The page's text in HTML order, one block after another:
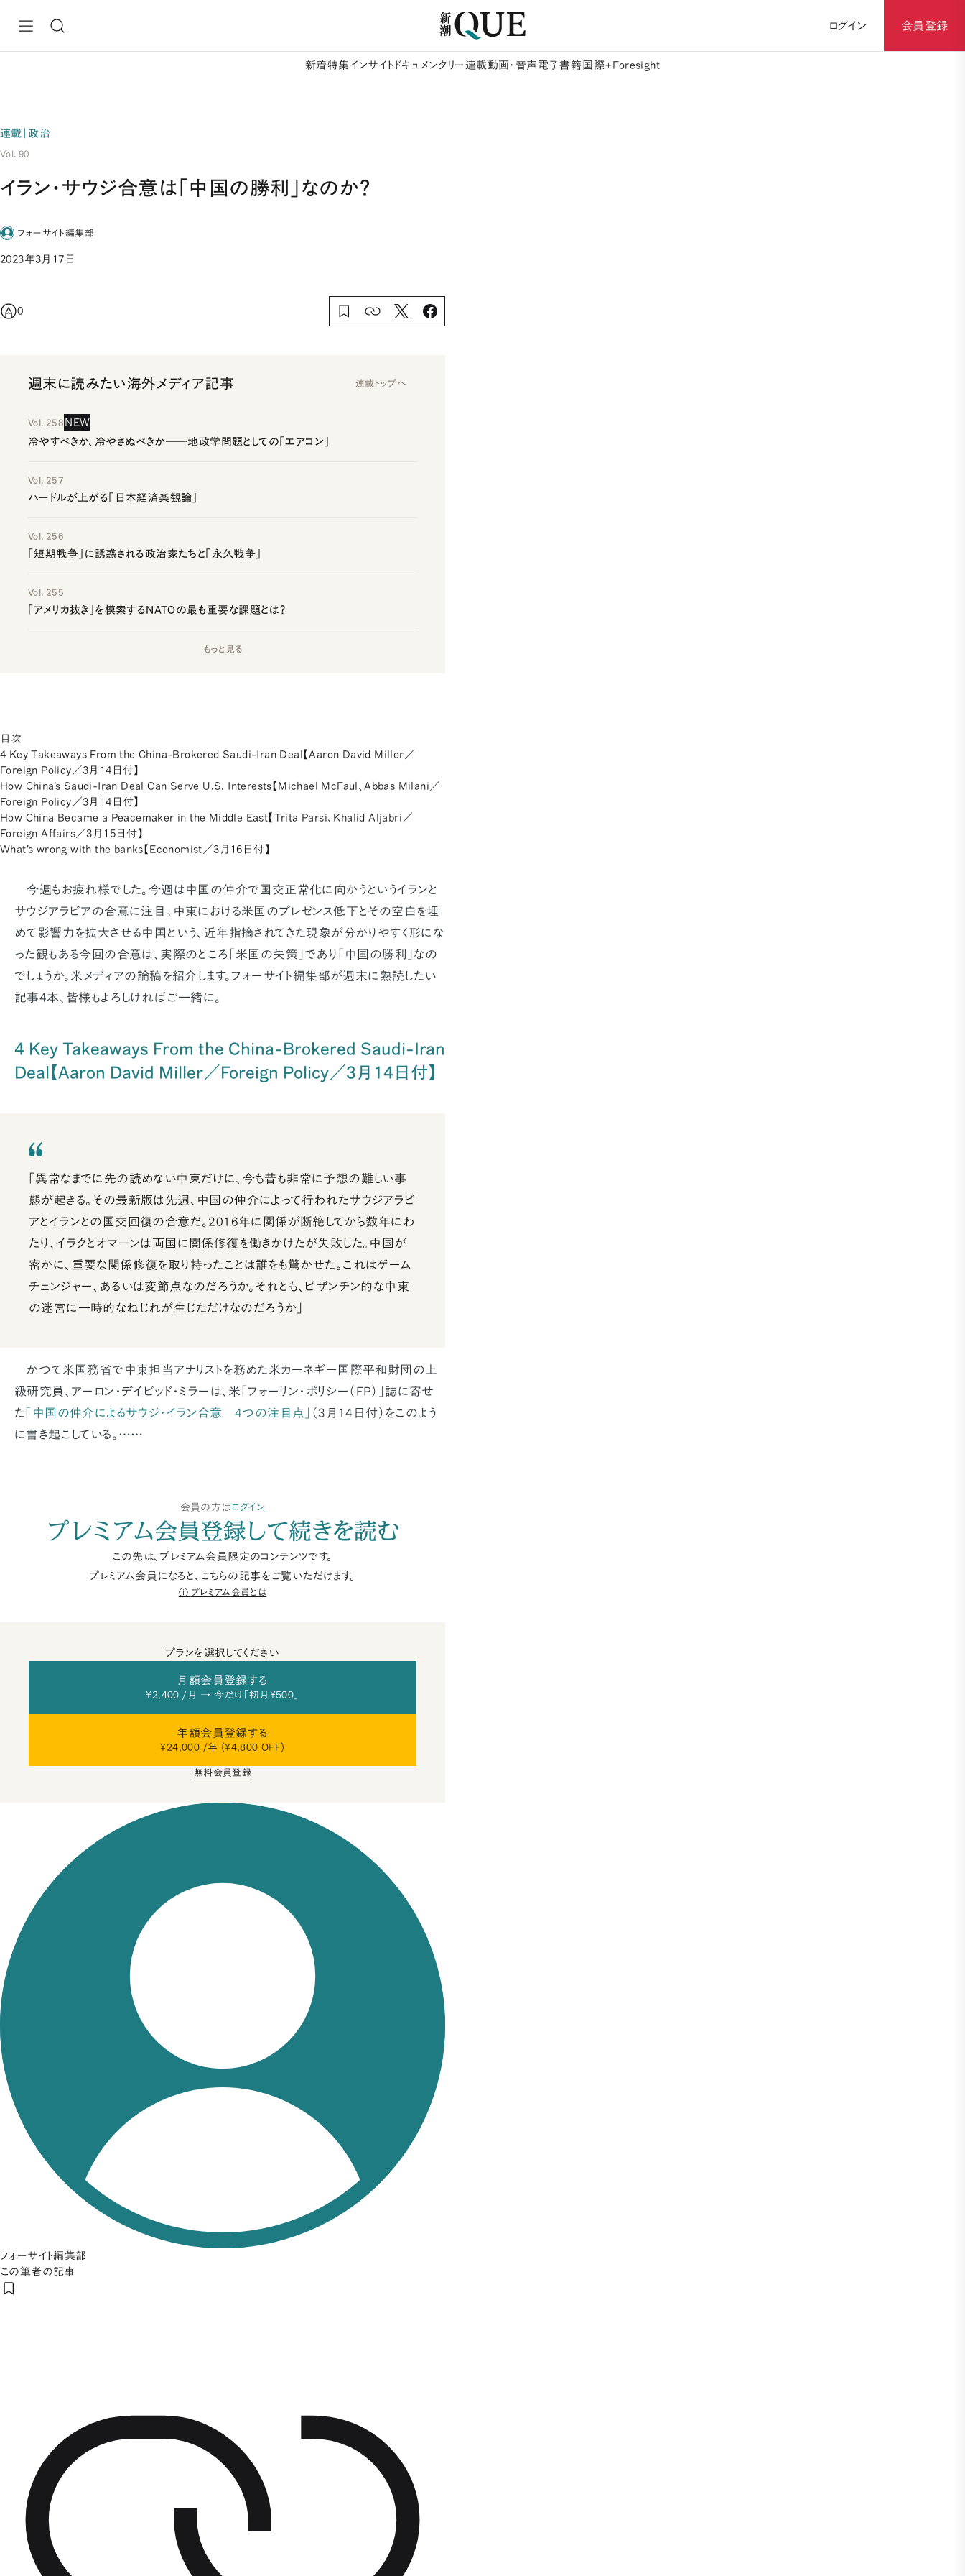
ログイン 会員登録
新着特集 インサイト ドキュメンタリー 連載動画・音声 電子書籍 国際+Foresight
連載｜政治
Vol. 90
イラン・サウジ合意は「中国の勝利」なのか？
フォーサイト編集部
2023年3月17日
0
週末に読みたい海外メディア記事 連載トップへ
Vol. 258 NEW
冷やすべきか、冷やさぬべきか――地政学問題としての「エアコン」
Vol. 257
ハードルが上がる「日本経済楽観論」
Vol. 256
「短期戦争」に誘惑される政治家たちと「永久戦争」
Vol. 255
「アメリカ抜き」を模索するNATOの最も重要な課題とは？
もっと見る
目次
4 Key Takeaways From the China-Brokered Saudi-Iran Deal【Aaron David Miller／
Foreign Policy／3月14日付】
How China's Saudi-Iran Deal Can Serve U.S. Interests【Michael McFaul、Abbas Milani／
Foreign Policy／3月14日付】
How China Became a Peacemaker in the Middle East【Trita Parsi、Khalid Aljabri／
Foreign Affairs／3月15日付】
What's wrong with the banks【Economist／3月16日付】
今週もお疲れ様でした。今週は中国の仲介で国交正常化に向かうというイランと
サウジアラビアの合意に注目。中東における米国のプレゼンス低下とその空白を埋
めて影響力を拡大させる中国という、近年指摘されてきた現象が分かりやすく形にな
った観もある今回の合意は、実際のところ「米国の失策」であり「中国の勝利」なの
でしょうか。米メディアの論稿を紹介します。フォーサイト編集部が週末に熟読したい
記事4本、皆様もよろしければご一緒に。
4 Key Takeaways From the China-Brokered Saudi-Iran
Deal【Aaron David Miller／Foreign Policy／3月14日付】
「異常なまでに先の読めない中東だけに、今も昔も非常に予想の難しい事
態が起きる。その最新版は先週、中国の仲介によって行われたサウジアラビ
アとイランとの国交回復の合意だ。2016年に関係が断絶してから数年にわ
たり、イラクとオマーンは両国に関係修復を働きかけたが失敗した。中国が
密かに、重要な関係修復を取り持ったことは誰をも驚かせた。これはゲーム
チェンジャー、あるいは変節点なのだろうか。それとも、ビザンチン的な中東
の迷宮に一時的なねじれが生じただけなのだろうか」
かつて米国務省で中東担当アナリストを務めた米カーネギー国際平和財団の上
級研究員、アーロン・デイビッド・ミラーは、米「フォーリン・ポリシー（FP）」誌に寄せ
た 「中国の仲介によるサウジ・イラン合意 4つの注目点」
（3月14日付）をこのよう
に書き起こしている。……
会員の方は ログイン
プレミアム会員登録して続きを読む
この先は、プレミアム会員限定のコンテンツです。
プレミアム会員になると、こちらの記事をご覧いただけます。
プレミアム会員とは
プランを選択してください
月額会員登録する
¥2,400 /月 → 今だけ「初月¥500」
年額会員登録する
¥24,000 /年 (¥4,800 OFF)
無料会員登録
フォーサイト編集部
この筆者の記事